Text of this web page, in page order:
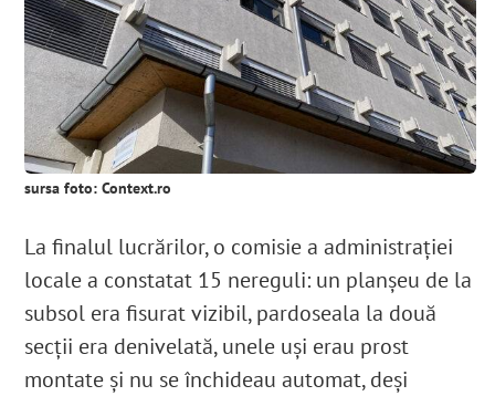
sursa foto: Context.ro
La finalul lucrărilor, o comisie a administrației
locale a constatat 15 nereguli: un planșeu de la
subsol era fisurat vizibil, pardoseala la două
secții era denivelată, unele uși erau prost
montate și nu se închideau automat, deși